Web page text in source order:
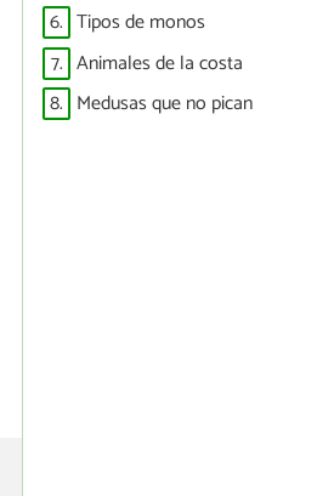
6. Tipos de monos
7. Animales de la costa
8. Medusas que no pican